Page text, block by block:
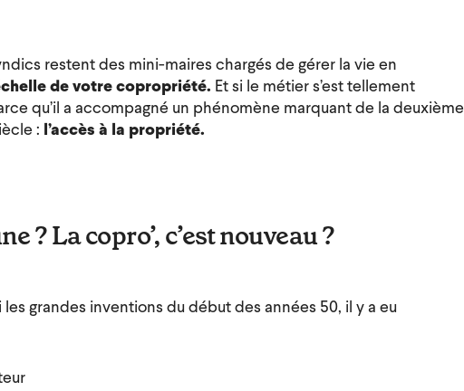
restent des mini-maires chargés de gérer la vie en
de votre copropriété. Et si le métier s’est tellement
qu’il a accompagné un phénomène marquant de la deuxième
: l’accès à la propriété.
? La copro’, c’est nouveau ?
grandes inventions du début des années 50, il y a eu